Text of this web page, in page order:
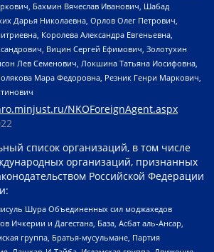
Бахмин Вячеслав Иванович, Шабад
Дарья Николаевна, Орлов Олег Петрович,
Королева Александра Евгеньевна,
Вицин Сергей Ефимович, Золотухин
Лев Семенович, Локшина Татьяна Иосифовна,
Мара Федоровна, Резник Генри Маркович,
NKOForeignAgent.aspx
список организаций, в том числе
организаций, признанных
Российской Федерации
Шура Объединенных сил моджахедов
Ичкерии и Дагестана, База, Асбат аль-Ансар,
группа, Братья-мусульмане, Партия